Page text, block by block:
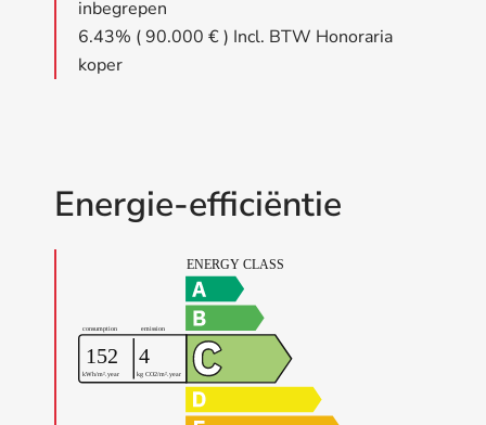
inbegrepen
6.43% ( 90.000 € ) Incl. BTW Honoraria
koper
Energie-efficiëntie